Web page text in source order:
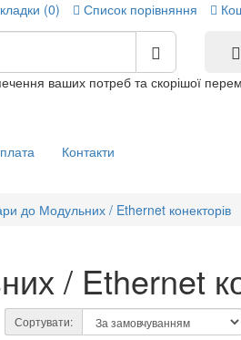
(0) Список порівняння
ваших потреб та скорішої
Контакти
до Модульних / Ethernet конекторів
/ Ethernet
Сортувати: